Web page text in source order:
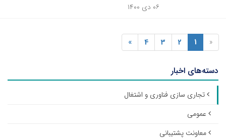
۰۶ دی ۱۴۰۰
«
1
2
3
4
»
دسته‌های اخبار
تجاری سازی فناوری و اشتغال
عمومی
معاونت پشتیبانی